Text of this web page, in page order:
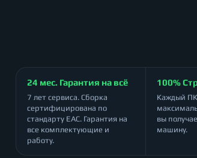
24 мес. Гарантия на всё
7 лет сервиса. Сборка
сертифицирована по
стандарту ЕАС. Гарантия на
все комплектующие и
работу.
100%
Каждый
вы
машину.